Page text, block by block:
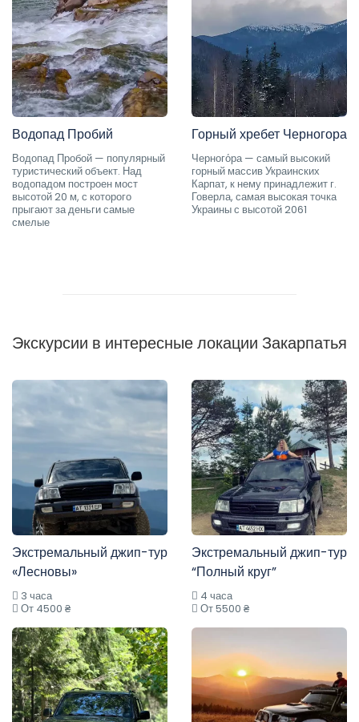
Водопад Пробий
Водопад Пробой — популярный
туристический объект. Над
водопадом построен мост
высотой 20 м, с которого
прыгают за деньги самые
смелые
Горный хребет Черногора
Черного́ра — самый высокий
горный массив Украинских
Карпат, к нему принадлежит г.
Говерла, самая высокая точка
Украины с высотой 2061
Экскурсии в интересные локации Закарпатья
Экстремальный джип-тур
«Лесновы»
3 часа
От 4500 ₴
Экстремальный джип-тур
“Полный круг”
4 часа
От 5500 ₴